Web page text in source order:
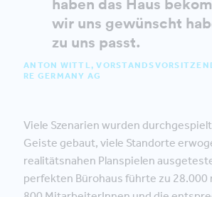
wir uns gewünscht
zu uns passt.
ANTON WITTL,
RE GERMANY AG
Viele Szenarien wurden
Geiste gebaut, viele Standorte
realitätsnahen Planspielen
perfekten Bürohaus führte zu 28.000